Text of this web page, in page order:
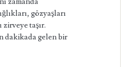
gözyaşları
taşır.
dakikada gelen bir